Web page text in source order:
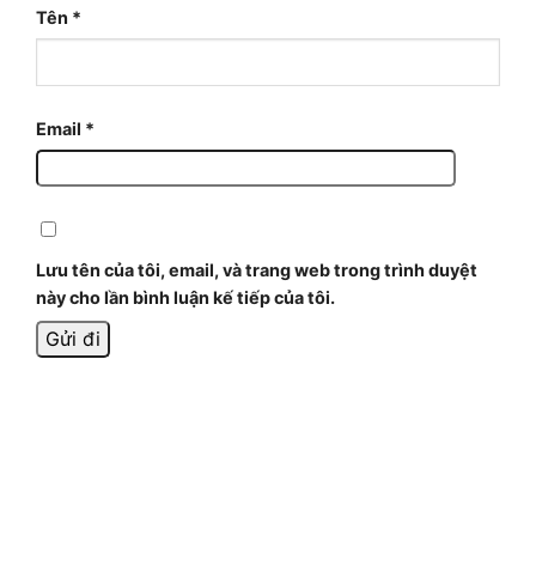
Tên *
Email *
Lưu tên của tôi, email, và trang web trong trình duyệt
này cho lần bình luận kế tiếp của tôi.